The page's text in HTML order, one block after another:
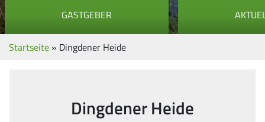
GASTGEBER
Startseite » Dingdener Heide
Dingdener Heide